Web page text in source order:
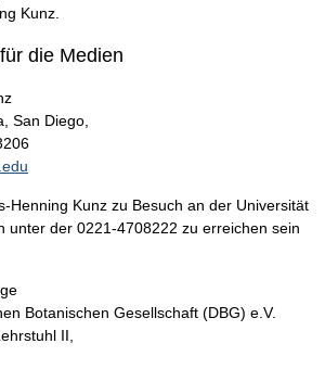
Kunz.
die Medien
San Diego,
Henning Kunz zu Besuch an der Universität
unter der 0221-4708222 zu erreichen sein
Botanischen Gesellschaft (DBG) e.V.
II,